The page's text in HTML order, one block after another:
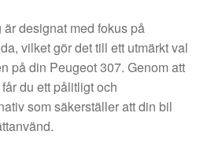
designat med fokus på
vilket gör det till ett utmärkt val
på din Peugeot 307. Genom att
du ett pålitligt och
som säkerställer att din bil